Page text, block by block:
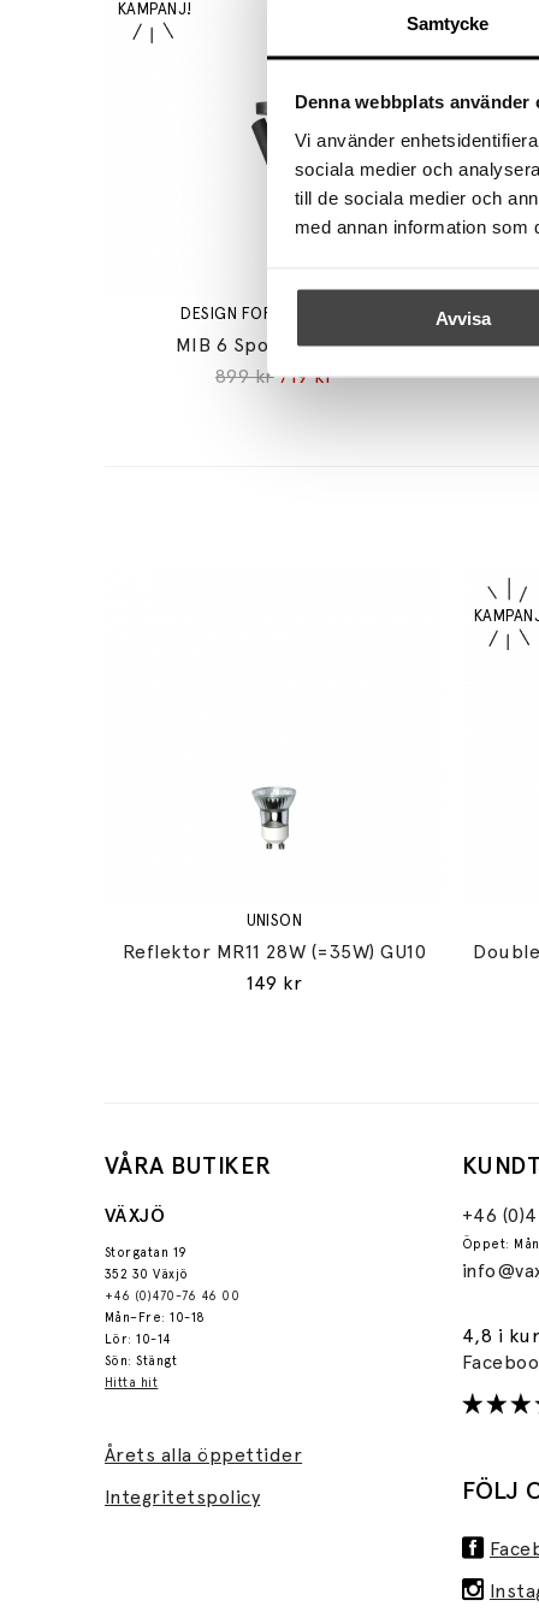
Samtycke
Denna webbplats använder
Vi använder
sociala medier och
till de sociala medier och
med annan information som
Avvisa
DESIGN FOR THE PEOPLE
MIB 6 Spotlight Svart
899 kr 719 kr
Shapes
UNISON
Reflektor MR11 28W (=35W) GU10
149 kr
VÅRA BUTIKER
VÄXJÖ
Storgatan 19
352 30 Växjö
+46 (0)470-76 46 00
Mån–Fre: 10-18
Lör: 10-14
Sön: Stängt
Hitta hit
Årets alla öppettider
Integritetspolicy
+46
Öppet:
4,8 i
FÖLJ